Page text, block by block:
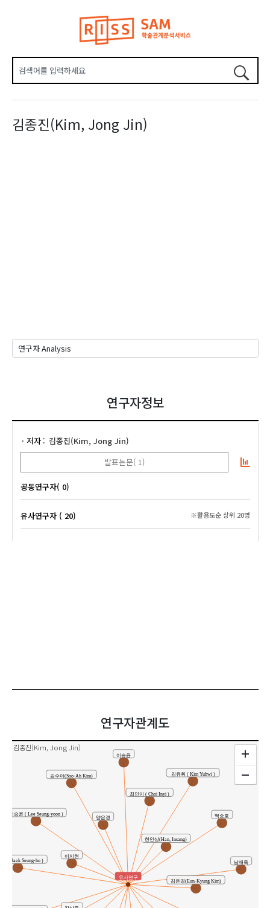
김종진(Kim, Jong Jin)
연구자정보
저자
김종진(Kim, Jong Jin)
발표논문( 1)
공동연구자( 0)
유사연구자 ( 20) ※활용도순 상위 20명
연구자관계도
김종진(Kim, Jong Jin)
김유휘 ( Kim Yuhwi )
김수아(Soo-Ah Kim)
김은경(Eun-Kyung Kim)
남재욱
백승호
( Baek Seung-ho )
양은경
이승윤
이승윤 ( Lee Seung-yoon )
이지현
최인이 ( Choi Inyi )
한인상(Han, Insang)
유사연구